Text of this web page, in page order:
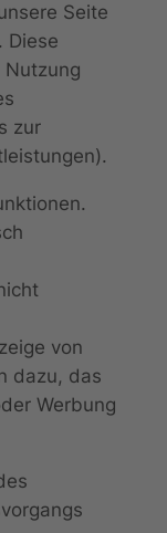
Seite
Diese
Nutzung
zur
von
dazu, das
Werbung